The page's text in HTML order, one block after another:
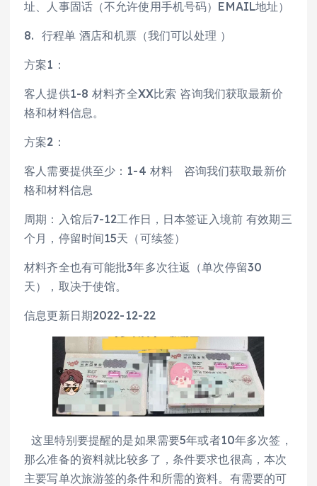
址、人事固话（不允许使用手机号码）EMAIL地址）
8. 行程单 酒店和机票（我们可以处理 ）
方案1：
客人提供1-8 材料齐全XX比索 咨询我们获取最新价
格和材料信息。
方案2：
客人需要提供至少：1-4 材料 咨询我们获取最新价
格和材料信息
周期：入馆后7-12工作日，日本签证入境前 有效期三
个月，停留时间15天（可续签）
材料齐全也有可能批3年多次往返（单次停留30
天），取决于使馆。
信息更新日期2022-12-22
这里特别要提醒的是如果需要5年或者10年多次签，
那么准备的资料就比较多了，条件要求也很高，本次
主要写单次旅游签的条件和所需的资料。有需要的可